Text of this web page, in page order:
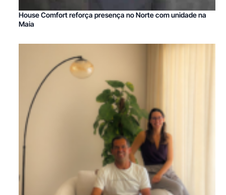
House Comfort reforça presença no Norte com unidade na
Maia